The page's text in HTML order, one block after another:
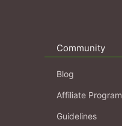
Community
Blog
Affiliate Program
Guidelines